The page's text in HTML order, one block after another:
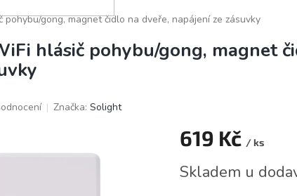
gong, magnet čidlo na dveře, napájení ze zásuvky
hlásič pohybu/gong, magnet
Značka: Solight
619 Kč / ks
cena:
Skladem u